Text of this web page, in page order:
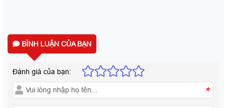
BÌNH LUẬN CỦA BẠN
Đánh giá của bạn:
*